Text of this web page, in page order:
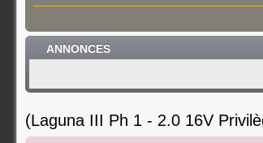
ANNONCES
(Laguna III Ph 1 - 2.0 16V